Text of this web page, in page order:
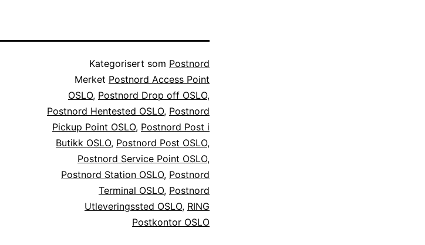
Kategorisert som Postnord
Merket Postnord Access Point
OSLO, Postnord Drop off OSLO,
Postnord Hentested OSLO, Postnord
Pickup Point OSLO, Postnord Post i
Butikk OSLO, Postnord Post OSLO,
Postnord Service Point OSLO,
Postnord Station OSLO, Postnord
Terminal OSLO, Postnord
Utleveringssted OSLO, RING
Postkontor OSLO